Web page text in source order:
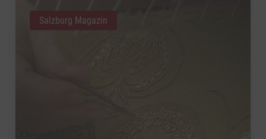
Salzburg Magazin